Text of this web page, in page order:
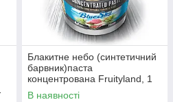
Блакитне небо (синтетичний
барвник)паста
концентрована Fruityland, 1
кг
В наявності